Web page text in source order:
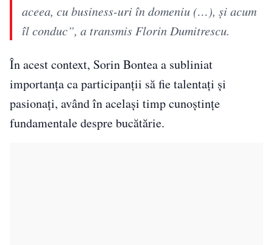
aceea, cu business-uri în domeniu (…), și acum
îl conduc”, a transmis Florin Dumitrescu.
În acest context, Sorin Bontea a subliniat
importanța ca participanții să fie talentați și
pasionați, având în același timp cunoștințe
fundamentale despre bucătărie.